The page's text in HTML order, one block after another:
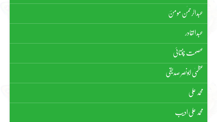
عبدالرحمٰن مومنؔ
عبدالقادر
عصمت چغتائی
عظمیٰ ابونصر صدیقی
محمد علی
محمد علی ادیب